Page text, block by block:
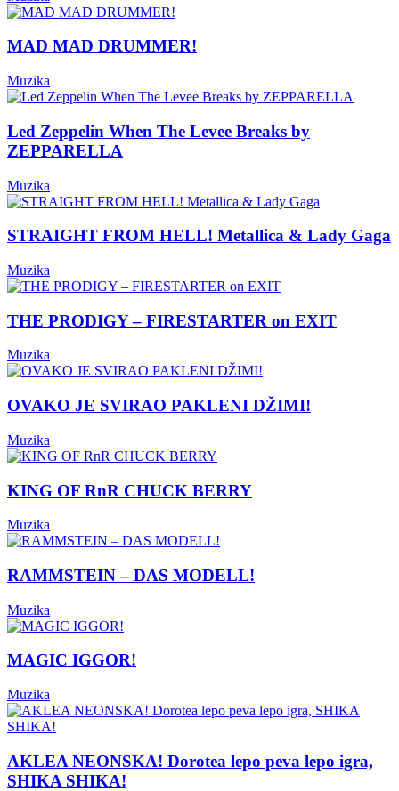
MAD MAD DRUMMER!
Muzika
Led Zeppelin When The Levee Breaks by
ZEPPARELLA
Muzika
STRAIGHT FROM HELL! Metallica & Lady Gaga
Muzika
THE PRODIGY – FIRESTARTER on EXIT
Muzika
OVAKO JE SVIRAO PAKLENI DŽIMI!
Muzika
KING OF RnR CHUCK BERRY
Muzika
RAMMSTEIN – DAS MODELL!
Muzika
MAGIC IGGOR!
Muzika
AKLEA NEONSKA! Dorotea lepo peva lepo igra,
SHIKA SHIKA!